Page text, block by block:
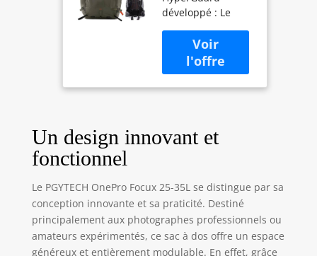
25L, Vert
développé : Le
HyperGuard est
très adapté à une
utilisation dans
des situations
un tissu
fonctionnel
haute
performance,
offrant une
durabilité
supérieure, une
Un design innovant et
fonctionnel
Le PGYTECH OnePro Focux 25-35L se distingue par sa
conception innovante et sa praticité. Destiné
principalement aux photographes professionnels ou
amateurs expérimentés, ce sac à dos offre un espace
généreux et entièrement modulable. En effet, grâce